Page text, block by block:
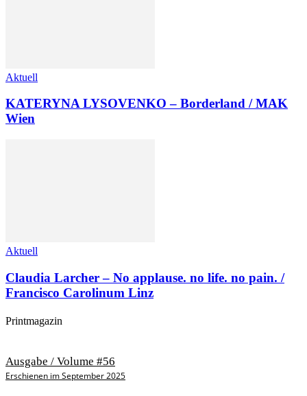
Aktuell
KATERYNA LYSOVENKO – Borderland / MAK
Wien
Aktuell
Claudia Larcher – No applause. no life. no pain. /
Francisco Carolinum Linz
Printmagazin
Ausgabe / Volume #56
Erschienen im September 2025